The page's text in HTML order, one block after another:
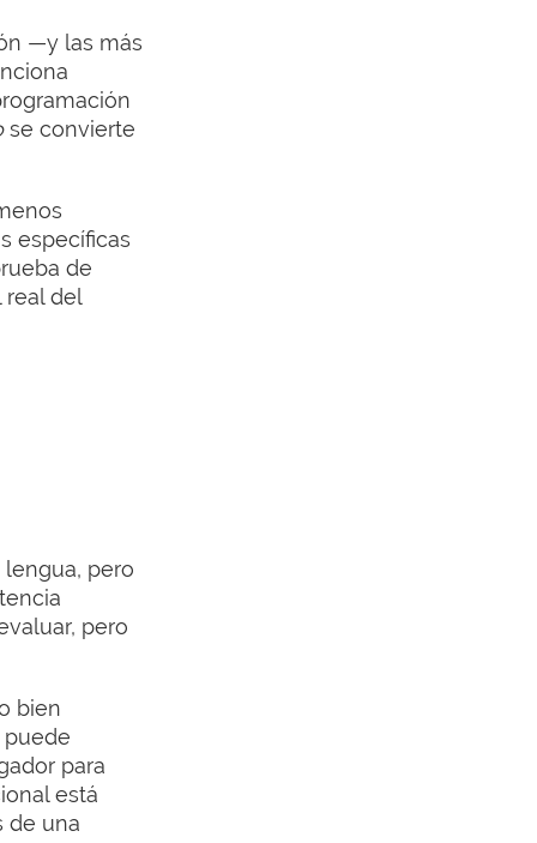
—y las más
se convierte
específicas
de
real del
pero
pero
bien
puede
para
está
de una